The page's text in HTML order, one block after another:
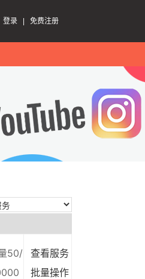
登录 免费注册
50/
查看服务
批量操作